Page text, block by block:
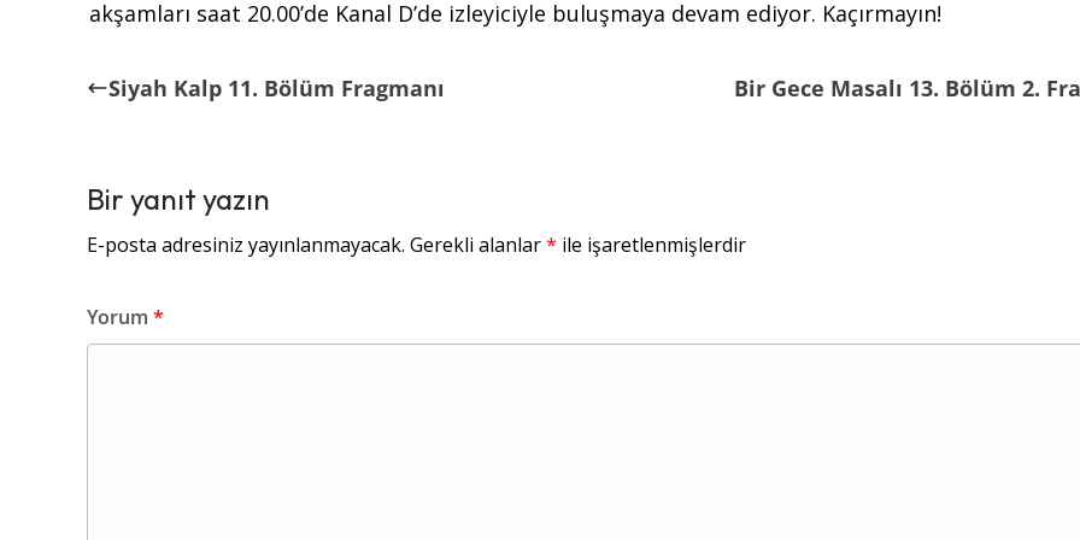
akşamları saat 20.00’de Kanal D’de izleyiciyle buluşmaya devam ediyor. Kaçırmayın!
Siyah Kalp 11. Bölüm Fragmanı Bir Gece Masalı 13. Bölüm 2.
Bir yanıt yazın
E-posta adresiniz yayınlanmayacak. Gerekli alanlar* ile işaretlenmişlerdir
Yorum *